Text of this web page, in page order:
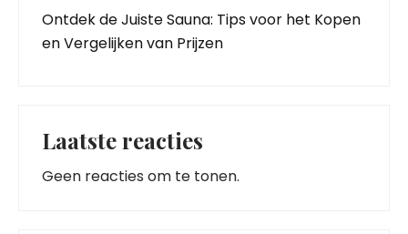
Ontdek de Juiste Sauna: Tips voor het Kopen
en Vergelijken van Prijzen
Laatste reacties
Geen reacties om te tonen.